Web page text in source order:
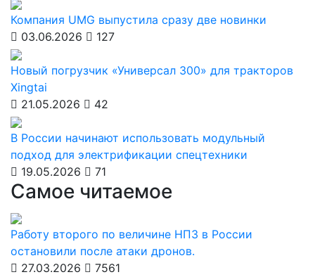
Компания UMG выпустила сразу две новинки
03.06.2026
127
Новый погрузчик «Универсал 300» для тракторов
Xingtai
21.05.2026
42
В России начинают использовать модульный
подход для электрификации спецтехники
19.05.2026
71
Самое читаемое
Работу второго по величине НПЗ в России
остановили после атаки дронов.
27.03.2026
7561